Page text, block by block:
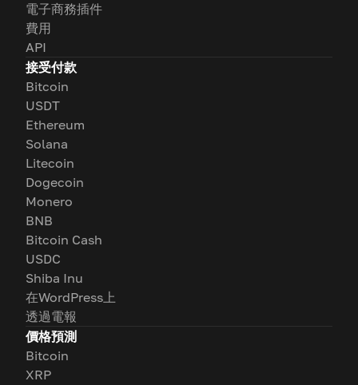
電子商務插件
費用
API
接受付款
Bitcoin
USDT
Ethereum
Solana
Litecoin
Dogecoin
Monero
BNB
Bitcoin Cash
USDC
Shiba Inu
在WordPress上
透過電報
價格預測
Bitcoin
XRP